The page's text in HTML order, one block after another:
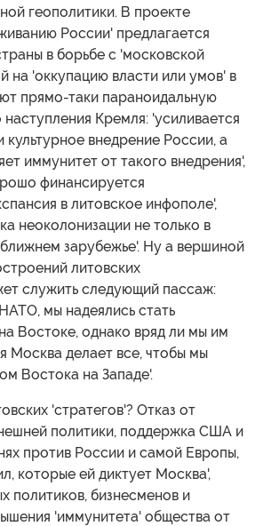
геополитики. В проекте
России' предлагается
в борьбе с 'московской
на 'оккупацию власти или умов' в
прямо-таки параноидальную
наступления Кремля: 'усиливается
культурное внедрение России, а
иммунитет от такого внедрения',
финансируется
в литовское инфополе',
неоколонизации не только в
зарубежье'. Ну а вершиной
литовских
служить следующий пассаж:
мы надеялись стать
Востоке, однако вряд ли мы им
Москва делает все, чтобы мы
Востока на Западе'.
'стратегов'? Отказ от
политики, поддержка США и
против России и самой Европы,
которые ей диктует Москва',
политиков, бизнесменов и
'иммунитета' общества от